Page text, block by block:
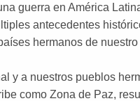
guerra en América
antecedentes
hermanos de
y a nuestros pueblos
como Zona de Paz,